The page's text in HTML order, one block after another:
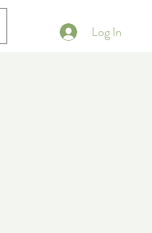
Log In